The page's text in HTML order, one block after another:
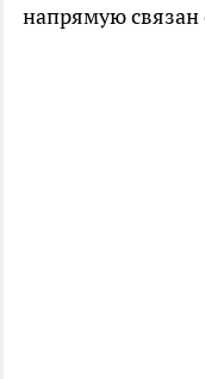
напрямую связан